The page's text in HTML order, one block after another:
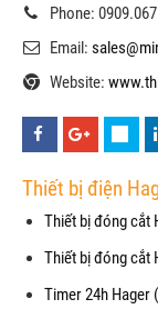
Phone:
Email:
Website:
Thiết bị điện
Thiết bị đóng cắt
Thiết bị đóng cắt
Timer 24h Hager